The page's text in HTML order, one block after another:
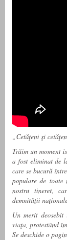
„Cetăţeni şi
Trăim un moment
a fost eliminat de
care se bucură
populare de
nostru tineret,
demnităţii
Un merit
viaţa, protestând
Se deschide o